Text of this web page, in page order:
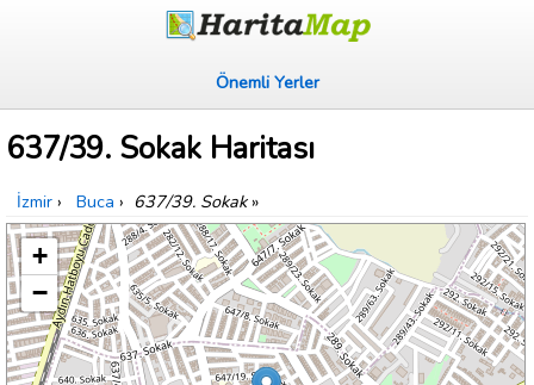
Önemli Yerler
637/39. Sokak Haritası
İzmir › Buca › 637/39. Sokak»
+
−